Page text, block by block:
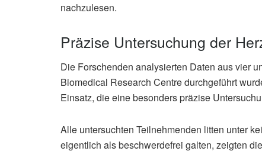
nachzulesen.
Präzise Untersuchung der
Die Forschenden analysierten Daten aus vier
Biomedical Research Centre durchgeführt
Einsatz, die eine besonders präzise
Alle untersuchten Teilnehmenden litten unter
eigentlich als beschwerdefrei galten, zeigten